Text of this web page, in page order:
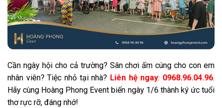
Cần ngày hội cho cả trường? Sân chơi ấm cúng cho con em
nhân viên? Tiệc nhỏ tại nhà? Liên hệ ngay: 0968.96.04.96.
Hãy cùng Hoàng Phong Event biến ngày 1/6 thành ký ức tuổi
thơ rực rỡ, đáng nhớ!